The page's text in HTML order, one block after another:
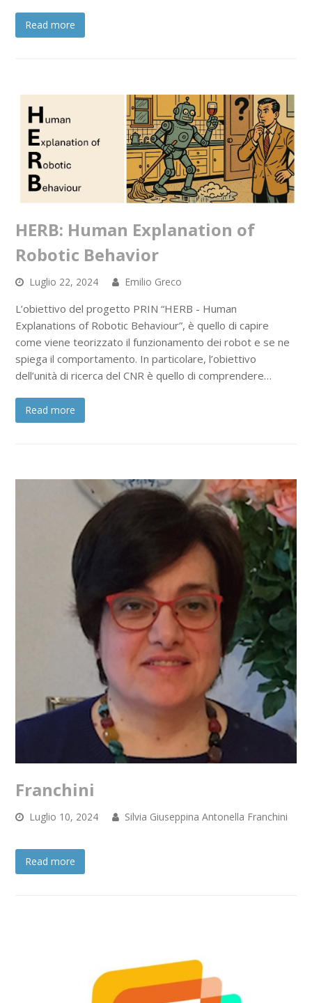
Read more
HERB: Human Explanation of
Robotic Behavior
Luglio 22, 2024 Emilio Greco
L’obiettivo del progetto PRIN “HERB - Human
Explanations of Robotic Behaviour”, è quello di capire
come viene teorizzato il funzionamento dei robot e se ne
spiega il comportamento. In particolare, l’obiettivo
dell’unità di ricerca del CNR è quello di comprendere…
Read more
Franchini
Luglio 10, 2024 Silvia Giuseppina Antonella Franchini
Read more